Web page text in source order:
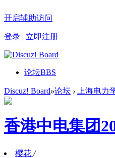
开启辅助访问
登录 | 立即注册
论坛BBS
Discuz! Board»论坛 › 上海电力
香港中电集团
樱花 /